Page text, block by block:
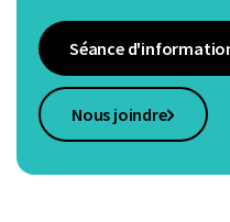
Séance
Nous joindre